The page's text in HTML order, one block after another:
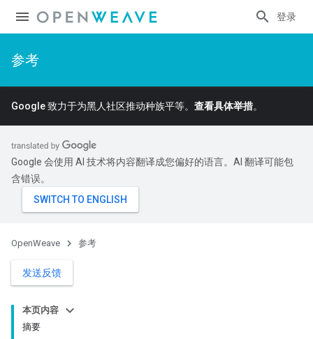
登录
参考
Google 致力于为黑人社区推动种族平等。 查看具体举措。
Google 会使用 AI 技术将内容翻译成您偏好的语言。AI 翻译可能包
含错误。
OpenWeave 参考
发送反馈
本页内容
摘要